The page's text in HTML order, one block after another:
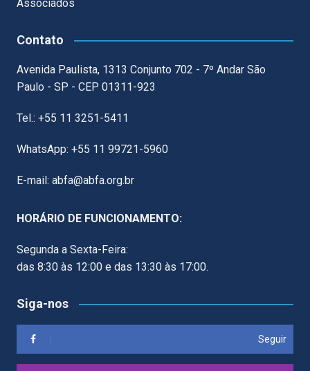
Associados
Contato
Avenida Paulista, 1313 Conjunto 702 - 7º Andar São
Paulo - SP - CEP 01311-923
Tel.: +55 11 3251-5411
WhatsApp: +55 11 99721-5960
E-mail: abfa@abfa.org.br
HORÁRIO DE FUNCIONAMENTO:
Segunda a Sexta-Feira:
das 8:30 às 12:00 e das 13:30 às 17:00.
Siga-nos
Seguir